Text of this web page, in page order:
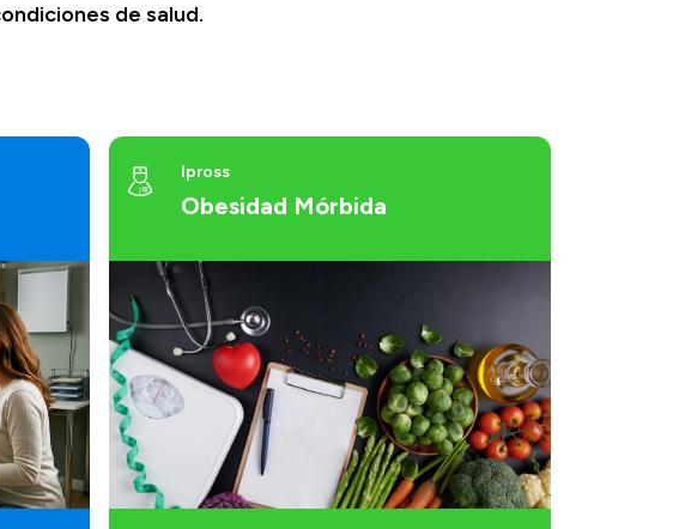
de salud.
Obesidad Mórbida
Ipross